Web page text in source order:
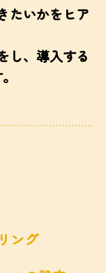
たいかをヒア
し、導入する
ング